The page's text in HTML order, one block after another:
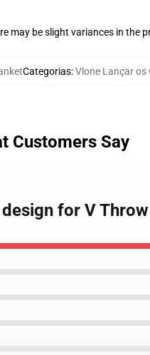
may be slight variances in the
Categorias:Vlone Lançar os
Customers Say
for V